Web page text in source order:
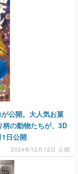
公開。大人気お菓
柄の動物たちが、3D
日公開
2024年12月12日 公開